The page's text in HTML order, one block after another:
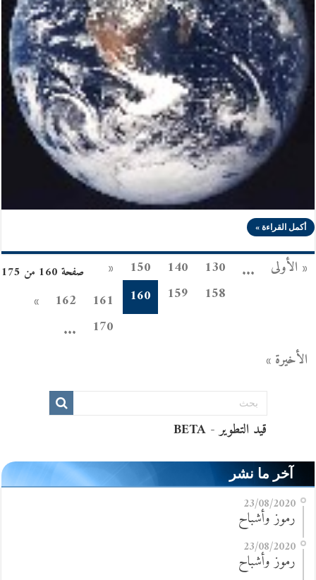
أكمل القراءة »
صفحة 160 من 175 « الأولى ...
130
140
150
«
158
159
160
161
162
»
170
...
الأخيرة »
آخر ما نشر
23/08/2020
رموز وأشباح
23/08/2020
رموز وأشباح